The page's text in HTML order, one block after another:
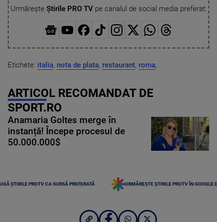
Urmărește Știrile PRO TVpe canalul de social media preferat:
Etichete: italia, nota de plata, restaurant, roma,
ARTICOL RECOMANDAT DE
SPORT.RO
Anamaria Goltes merge în
instanță! Începe procesul de
50.000.000$
ȘTIRILE PROTV CA SURSĂ PREFERATĂ URMĂREȘTE ȘTIRILE PROTV ÎN GOOGLE